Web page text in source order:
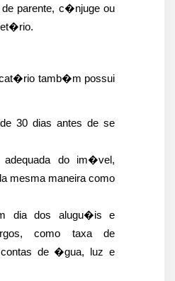
parente, c�njuge ou
tamb�m possui
30 dias antes de se
do im�vel,
mesma maneira como
dia dos alugu�is e
como taxa de
de �gua, luz e